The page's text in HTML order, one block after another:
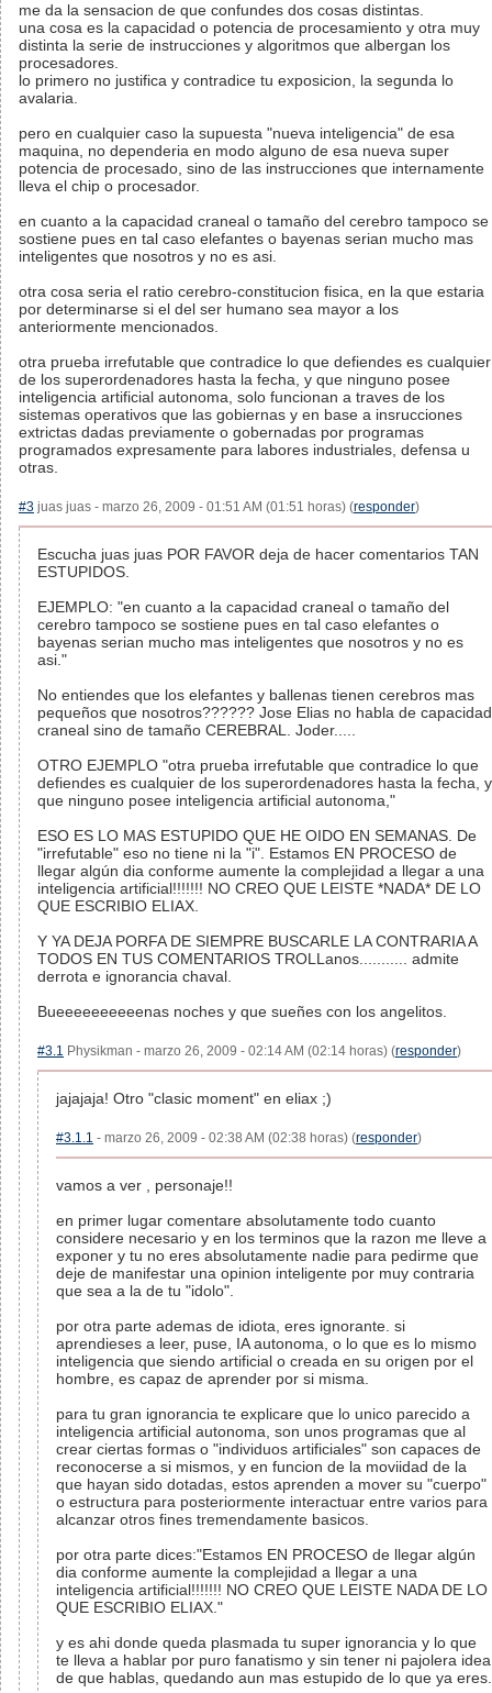
me da la sensacion de que confundes dos cosas distintas.
una cosa es la capacidad o potencia de procesamiento y otra muy
distinta la serie de instrucciones y algoritmos que albergan los
procesadores.
lo primero no justifica y contradice tu exposicion, la segunda lo
avalaria.
pero en cualquier caso la supuesta "nueva inteligencia" de esa
maquina, no dependeria en modo alguno de esa nueva super
potencia de procesado, sino de las instrucciones que internamente
lleva el chip o procesador.
en cuanto a la capacidad craneal o tamaño del cerebro tampoco se
sostiene pues en tal caso elefantes o bayenas serian mucho mas
inteligentes que nosotros y no es asi.
otra cosa seria el ratio cerebro-constitucion fisica, en la que estaria
por determinarse si el del ser humano sea mayor a los
anteriormente mencionados.
otra prueba irrefutable que contradice lo que defiendes es cualquier
de los superordenadores hasta la fecha, y que ninguno posee
inteligencia artificial autonoma, solo funcionan a traves de los
sistemas operativos que las gobiernas y en base a insrucciones
extrictas dadas previamente o gobernadas por programas
programados expresamente para labores industriales, defensa u
otras.
#3 juas juas - marzo 26, 2009 - 01:51 AM (01:51 horas) (responder)
Escucha juas juas POR FAVOR deja de hacer comentarios TAN
ESTUPIDOS.
EJEMPLO: "en cuanto a la capacidad craneal o tamaño del
cerebro tampoco se sostiene pues en tal caso elefantes o
bayenas serian mucho mas inteligentes que nosotros y no es
asi."
No entiendes que los elefantes y ballenas tienen cerebros mas
pequeños que nosotros?????? Jose Elias no habla de capacidad
craneal sino de tamaño CEREBRAL. Joder.....
OTRO EJEMPLO "otra prueba irrefutable que contradice lo que
defiendes es cualquier de los superordenadores hasta la fecha, y
que ninguno posee inteligencia artificial autonoma,"
ESO ES LO MAS ESTUPIDO QUE HE OIDO EN SEMANAS. De
"irrefutable" eso no tiene ni la "i". Estamos EN PROCESO de
llegar algún dia conforme aumente la complejidad a llegar a una
inteligencia artificial!!!!!!! NO CREO QUE LEISTE *NADA* DE LO
QUE ESCRIBIO ELIAX.
Y YA DEJA PORFA DE SIEMPRE BUSCARLE LA CONTRARIA A
TODOS EN TUS COMENTARIOS TROLLanos........... admite
derrota e ignorancia chaval.
Bueeeeeeeeeenas noches y que sueñes con los angelitos.
#3.1 Physikman - marzo 26, 2009 - 02:14 AM (02:14 horas) (responder)
jajajaja! Otro "clasic moment" en eliax ;)
#3.1.1 - marzo 26, 2009 - 02:38 AM (02:38 horas) (responder)
vamos a ver , personaje!!
en primer lugar comentare absolutamente todo cuanto
considere necesario y en los terminos que la razon me lleve a
exponer y tu no eres absolutamente nadie para pedirme que
deje de manifestar una opinion inteligente por muy contraria
que sea a la de tu "idolo".
por otra parte ademas de idiota, eres ignorante. si
aprendieses a leer, puse, IA autonoma, o lo que es lo mismo
inteligencia que siendo artificial o creada en su origen por el
hombre, es capaz de aprender por si misma.
para tu gran ignorancia te explicare que lo unico parecido a
inteligencia artificial autonoma, son unos programas que al
crear ciertas formas o "individuos artificiales" son capaces de
reconocerse a si mismos, y en funcion de la moviidad de la
que hayan sido dotadas, estos aprenden a mover su "cuerpo"
o estructura para posteriormente interactuar entre varios para
alcanzar otros fines tremendamente basicos.
por otra parte dices:"Estamos EN PROCESO de llegar algún
dia conforme aumente la complejidad a llegar a una
inteligencia artificial!!!!!!! NO CREO QUE LEISTE NADA DE LO
QUE ESCRIBIO ELIAX."
y es ahi donde queda plasmada tu super ignorancia y lo que
te lleva a hablar por puro fanatismo y sin tener ni pajolera idea
de que hablas, quedando aun mas estupido de lo que ya eres.